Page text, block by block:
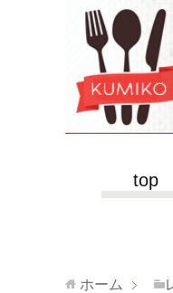
top
ホーム